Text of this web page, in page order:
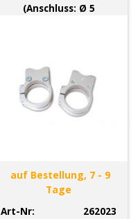
(Anschluss: Ø 5
auf Bestellung, 7 - 9
Tage
Art-Nr:
262023